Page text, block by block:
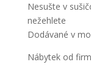
Nesušte v
nežehlete
Dodávané v
Nábytek od